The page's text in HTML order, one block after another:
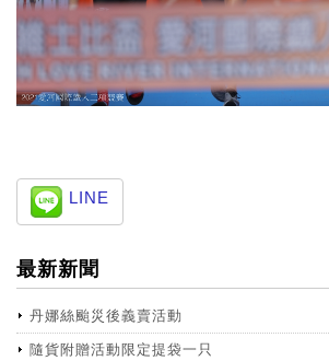
LINE
最新新聞
丹娜絲颱災後義賣活動
隨貨附贈活動限定提袋一只